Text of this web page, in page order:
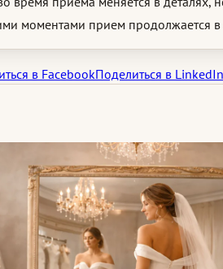
моментами прием
в FacebookПоделиться в LinkedIn